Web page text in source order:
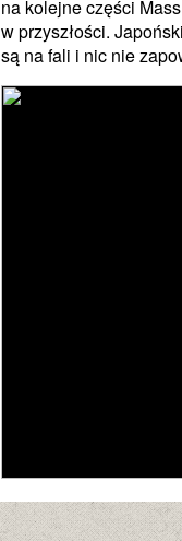
na kolejne części
w przyszłości.
są na fali i nic nie